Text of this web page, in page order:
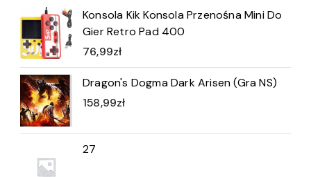
Konsola Kik Konsola Przenośna Mini Do
Gier Retro Pad 400
76,99zł
Dragon's Dogma Dark Arisen (Gra NS)
158,99zł
27